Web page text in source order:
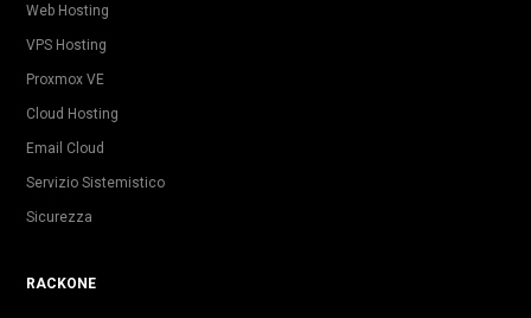
Web Hosting
VPS Hosting
Proxmox VE
Cloud Hosting
Email Cloud
Servizio Sistemistico
Sicurezza
RACKONE